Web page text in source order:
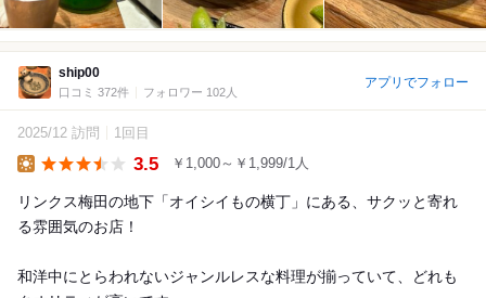
ship00
口コミ 372件 フォロワー 102人
アプリでフォロー
2025/12 訪問 1回目
3.5 ￥1,000～￥1,999/1人
リンクス梅田の地下「オイシイもの横丁」にある、サクッと寄れ
る雰囲気のお店！
和洋中にとらわれないジャンルレスな料理が揃っていて、どれも